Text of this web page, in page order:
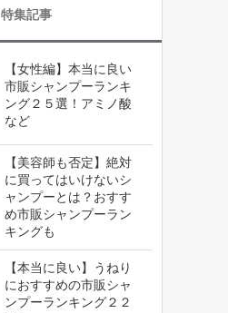
特集記事
【女性編】本当に良い
市販シャンプーランキ
ング２５選！アミノ酸
など
【美容師も否定】絶対
に買ってはいけないシ
ャンプーとは？おすす
め市販シャンプーラン
キングも
【本当に良い】うねり
におすすめの市販シャ
ンプーランキング２２